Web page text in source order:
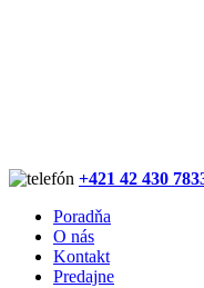
+421 42 430
Poradňa
O nás
Kontakt
Predajne